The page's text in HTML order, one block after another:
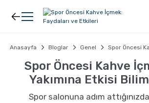
Geri Dön
Kahve
Filtre Kahve
Geri Dön
Ekipman
Filtreler
Anasayfa Bloglar Genel Spor Öncesi
Spor Öncesi Kahve
Yakımına Etkisi
Spor salonuna adım